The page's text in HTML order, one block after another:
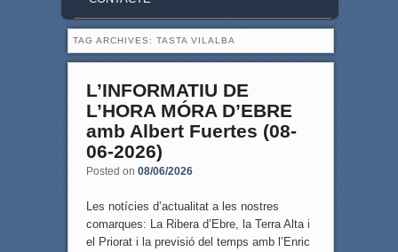
TAG ARCHIVES: TASTA VILALBA
L’INFORMATIU DE
L’HORA MÓRA D’EBRE
amb Albert Fuertes (08-
06-2026)
Posted on 08/06/2026
Les notícies d’actualitat a les nostres
comarques: La Ribera d’Ebre, la Terra Alta i
el Priorat i la previsió del temps amb l’Enric